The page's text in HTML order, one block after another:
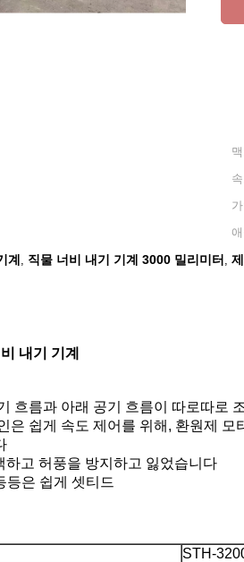
계 , 직물 너비 내기 기계 3000 밀리미터 ,
내기 기계
흐름과 아래 공기 흐름이 따로따로
은 쉽게 속도 제어를 위해, 환원제 모
고 허풍을 방지하고 잃었습니다
등은 쉽게 셋티드
STH-